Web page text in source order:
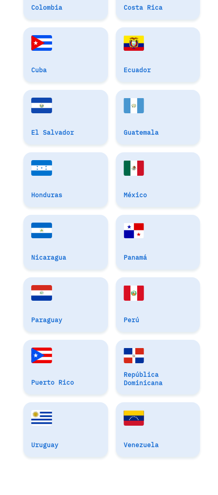
Colombia Costa Rica
Cuba Ecuador
El Salvador Guatemala
Honduras México
Nicaragua Panamá
Paraguay Perú
Puerto Rico
República
Dominicana
Uruguay Venezuela